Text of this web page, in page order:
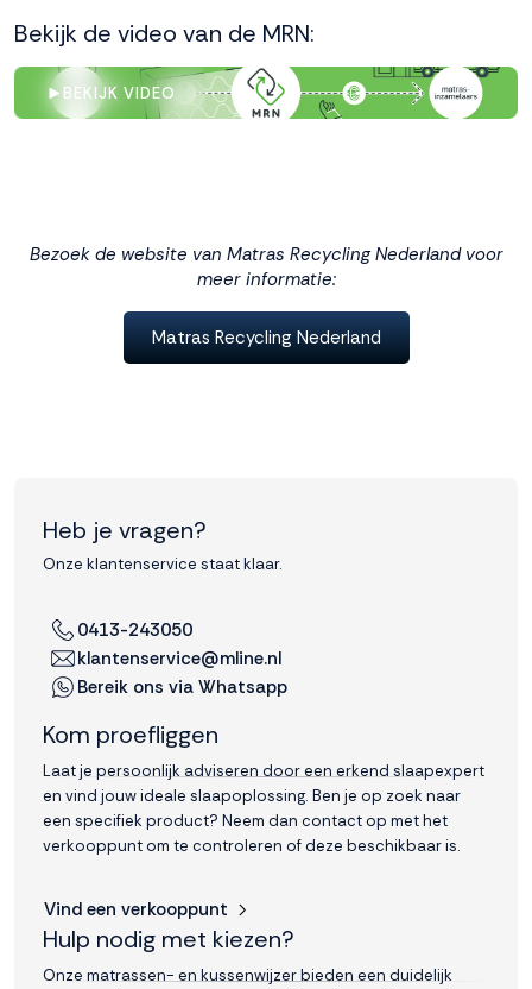
Bekijk de video van de MRN:
BEKIJK VIDEO
Bezoek de website van Matras Recycling Nederland voor
meer informatie:
Matras Recycling Nederland
Heb je vragen?
Onze klantenservice staat klaar.
0413-243050
klantenservice@mline.nl
Bereik ons via Whatsapp
Kom proefliggen
Laat je persoonlijk adviseren door een erkend slaapexpert
en vind jouw ideale slaapoplossing. Ben je op zoek naar
een specifiek product? Neem dan contact op met het
verkooppunt om te controleren of deze beschikbaar is.
Vind een verkooppunt
Hulp nodig met kiezen?
Onze matrassen- en kussenwijzer bieden een duidelijk